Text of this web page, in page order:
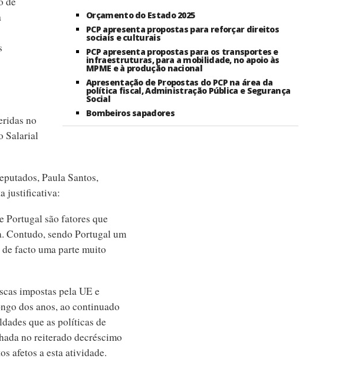
Orçamento do Estado 2025
PCP apresenta propostas para reforçar direitos
sociais e culturais
PCP apresenta propostas para os transportes e
infraestruturas, para a mobilidade, no apoio às
MPME e à produção nacional
Apresentação de Propostas do PCP na área da
política fiscal, Administração Pública e Segurança
Social
Bombeiros sapadores
no
Salarial
Paula Santos,
justificativa:
Portugal são fatores que
Contudo, sendo Portugal um
facto uma parte muito
impostas pela UE e
dos anos, ao continuado
que as políticas de
no reiterado decréscimo
afetos a esta atividade.